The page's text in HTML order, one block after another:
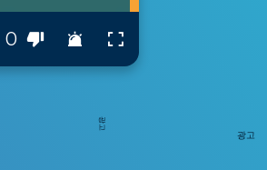
광고
광고
0